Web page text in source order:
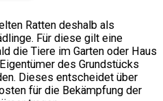
Ratten deshalb als
Für diese gilt eine
die Tiere im Garten oder Haus
des Grundstücks
Dieses entscheidet über
für die Bekämpfung der